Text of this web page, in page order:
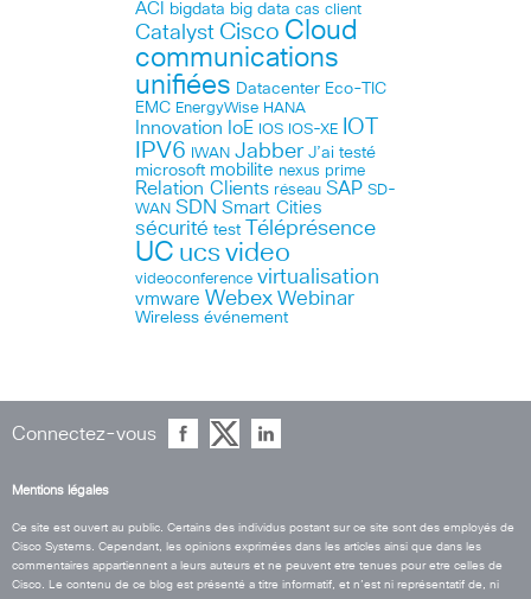
ACI bigdata big data cas client
Catalyst Cisco Cloud
communications
unifiées Datacenter Eco-TIC
EMC EnergyWise HANA
Innovation IoE IOS IOS-XE IOT
IPV6 IWAN Jabber J’ai testé
microsoft mobilite nexus prime
Relation Clients réseau SAP SD-
WAN SDN Smart Cities
sécurité test Téléprésence
UC ucs video
videoconference virtualisation
vmware Webex Webinar
Wireless événement
Connectez-vous
Mentions légales
Ce site est ouvert au public. Certains des individus postant sur ce site sont des employés de
Cisco Systems. Cependant, les opinions exprimées dans les articles ainsi que dans les
commentaires appartiennent a leurs auteurs et ne peuvent etre tenues pour etre celles de
Cisco. Le contenu de ce blog est présenté a titre informatif, et n’est ni représentatif de, ni